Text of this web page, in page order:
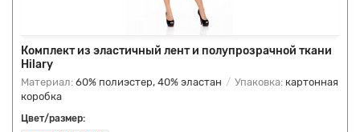
Комплект из эластичный лент и полупрозрачной ткани
Hilary
Материал: 60% полиэстер, 40% эластан Упаковка: картонная
коробка
Цвет/размер: